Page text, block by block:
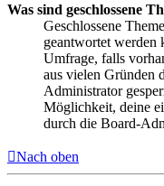
Was sind geschlossene
Geschlossene
geantwortet werden
Umfrage, falls
aus vielen Gründen
Administrator
Möglichkeit, deine
durch die Board-
Nach oben